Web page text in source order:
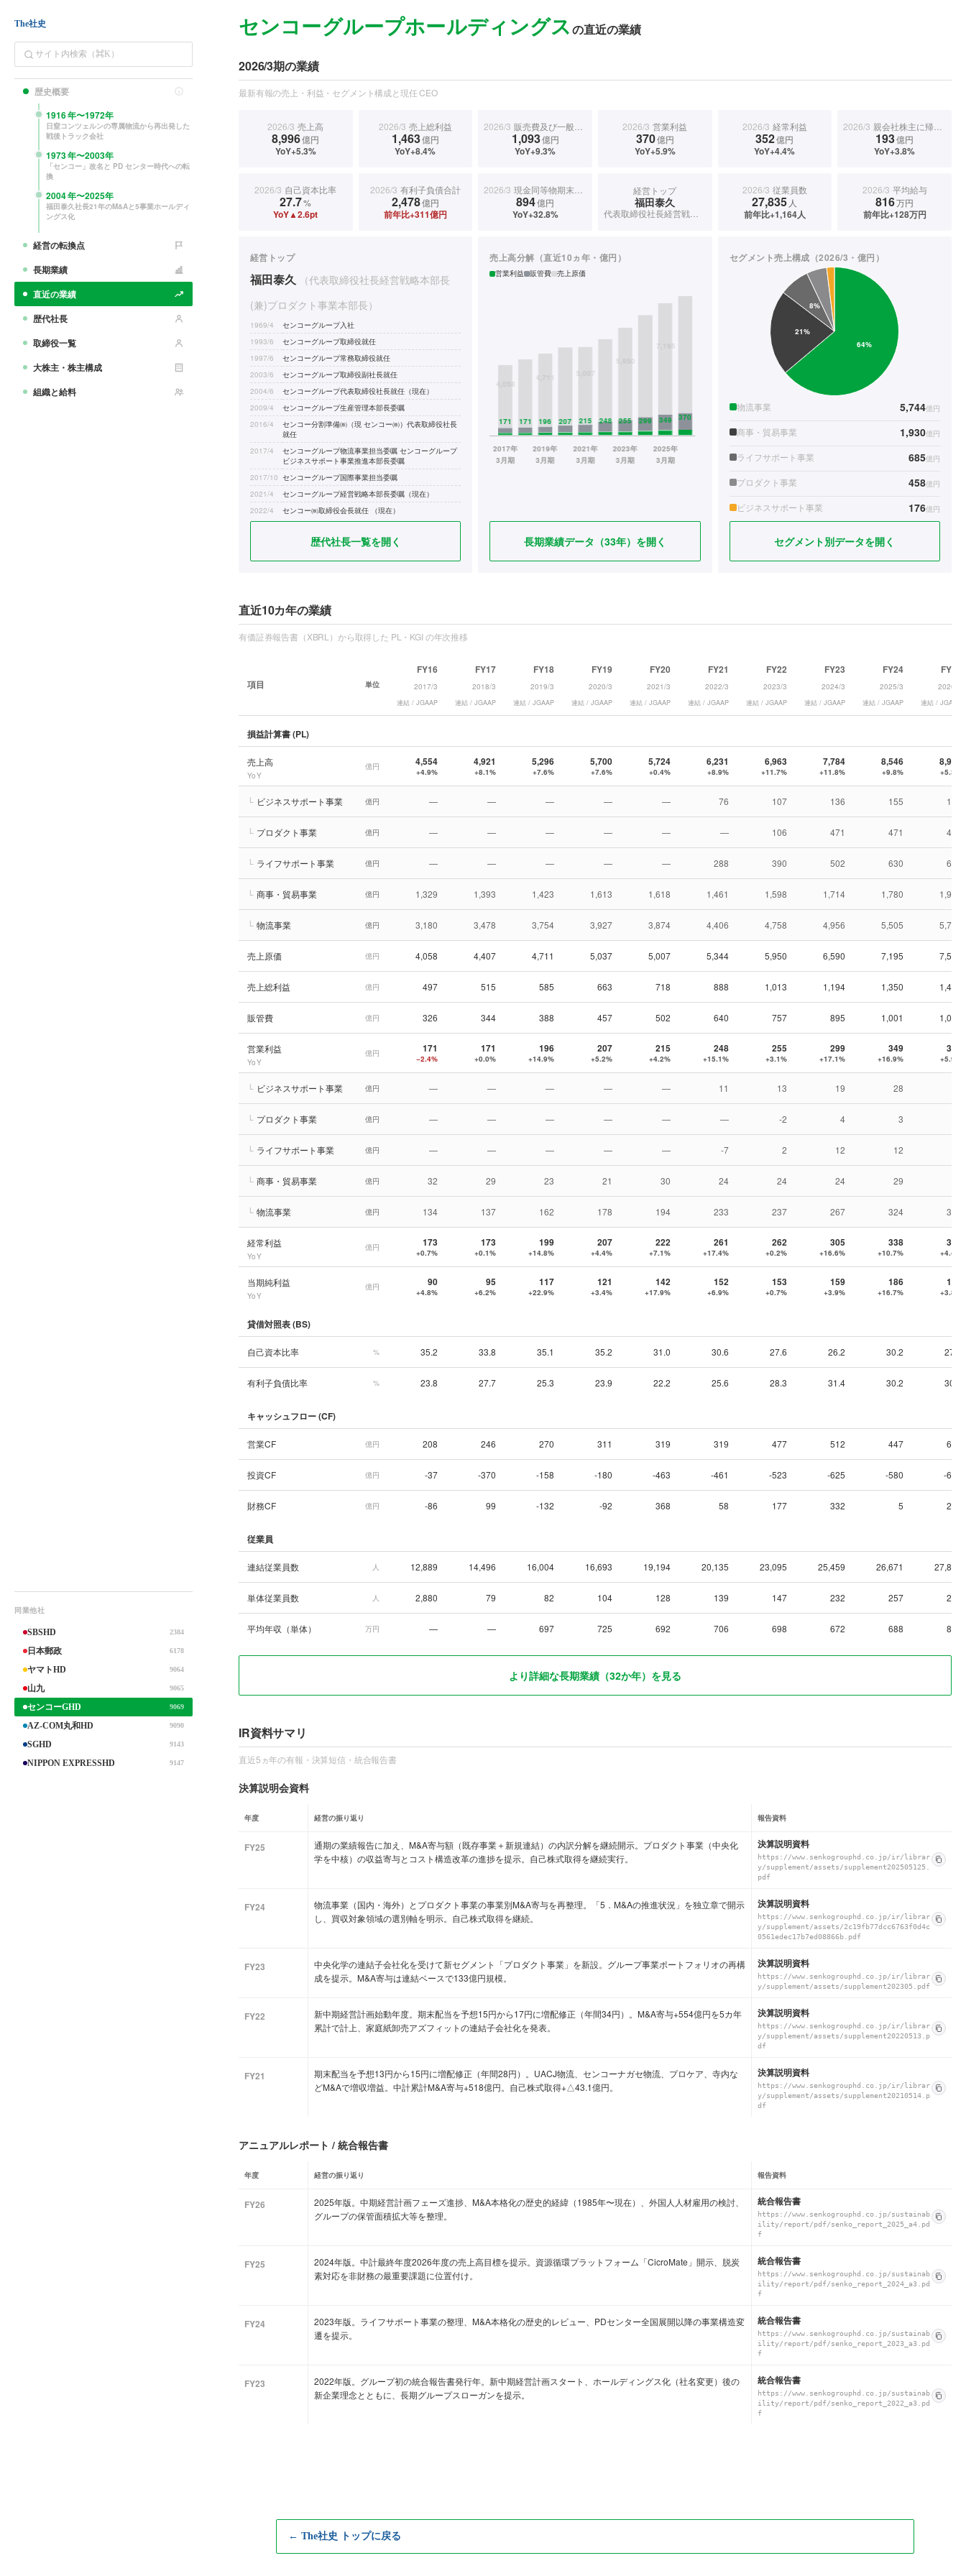
The社史
歴史概要
1916年〜1972年
日窒コンツェルンの専属物流から再出発した
戦後トラック会社
1973年〜2003年
「センコー」改名と PD センター時代への転
換
2004年〜2025年
福田泰久社長21年のM&Aと5事業ホールディ
ングス化
経営の転換点
長期業績
直近の業績
歴代社長
取締役一覧
大株主・株主構成
組織と給料
同業他社
SBSHD 2384
日本郵政 6178
ヤマトHD 9064
山九 9065
センコーGHD 9069
AZ-COM丸和HD 9090
SGHD 9143
NIPPON EXPRESSHD 9147
センコーグループホールディングス の直近の業績
2026/3期の業績
最新有報の売上・利益・セグメント構成と現任 CEO
2026/3 売上高
8,996億円
YoY+5.3%
2026/3 売上総利益
1,463億円
YoY+8.4%
2026/3 販売費及び一般管理費
1,093億円
YoY+9.3%
2026/3 営業利益
370億円
YoY+5.9%
2026/3 経常利益
352億円
YoY+4.4%
2026/3 親会社株主に帰属する当期純利益
193億円
YoY+3.8%
2026/3 自己資本比率
27.7%
YoY▲2.6pt
2026/3 有利子負債合計
2,478億円
前年比+311億円
2026/3 現金同等物期末残高
894億円
YoY+32.8%
経営トップ
福田泰久
代表取締役社長経営戦略本部長(兼)プロダクト事業本部長
2026/3 従業員数
27,835 人
前年比+1,164人
2026/3 平均給与
816万円
前年比+128万円
経営トップ
福田泰久
（代表取締役社長経営戦略本部長
(兼)プロダクト事業本部長）
1969/4
センコーグループ入社
1993/6
センコーグループ取締役就任
1997/6
センコーグループ常務取締役就任
2003/6
センコーグループ取締役副社長就任
2004/6
センコーグループ代表取締役社長就任（現在）
2009/4
センコーグループ生産管理本部長委嘱
2016/4
センコー分割準備㈱（現 センコー㈱）代表取締役社長
就任
2017/4
センコーグループ物流事業担当委嘱 センコーグループ
ビジネスサポート事業推進本部長委嘱
2017/10 センコーグループ国際事業担当委嘱
2021/4
センコーグループ経営戦略本部長委嘱（現在）
2022/4
センコー㈱取締役会長就任 （現在）
歴代社長一覧を開く
売上高分解（直近10ヵ年・億円）
営業利益 販管費 売上原価
長期業績データ（33年）を開く
セグメント売上構成（2026/3・億円）
物流事業 5,744億円
商事・貿易事業 1,930億円
ライフサポート事業 685億円
プロダクト事業 458億円
ビジネスサポート事業 176億円
セグメント別データを開く
直近10カ年の業績
有価証券報告書（XBRL）から取得した PL・KGI の年次推移
項目 単位
FY16
2017/3
連結 / JGAAP
FY17
2018/3
連結 / JGAAP
FY18
2019/3
連結 / JGAAP
FY19
2020/3
連結 / JGAAP
FY20
2021/3
連結 / JGAAP
FY21
2022/3
連結 / JGAAP
FY22
2023/3
連結 / JGAAP
FY23
2024/3
連結 / JGAAP
FY24
2025/3
連結 / JGAAP
FY25
2026/3
連結 / JGAAP
損益計算書 (PL)
売上高
YoY
億円 4,554
+4.9%
4,921
+8.1%
5,296
+7.6%
5,700
+7.6%
5,724
+0.4%
6,231
+8.9%
6,963
+11.7%
7,784
+11.8%
8,546
+9.8%
8,996
+5.3%
└ ビジネスサポート事業 億円 — — — — — 76 107 136 155 176
└ プロダクト事業 億円 — — — — — — 106 471 471 458
└ ライフサポート事業 億円 — — — — — 288 390 502 630 685
└ 商事・貿易事業 億円 1,329 1,393 1,423 1,613 1,618 1,461 1,598 1,714 1,780 1,930
└ 物流事業 億円 3,180 3,478 3,754 3,927 3,874 4,406 4,758 4,956 5,505 5,744
売上原価 億円 4,058 4,407 4,711 5,037 5,007 5,344 5,950 6,590 7,195 7,533
売上総利益 億円 497 515 585 663 718 888 1,013 1,194 1,350 1,463
販管費 億円 326 344 388 457 502 640 757 895 1,001 1,093
営業利益
YoY
億円 171
−2.4%
171
+0.0%
196
+14.9%
207
+5.2%
215
+4.2%
248
+15.1%
255
+3.1%
299
+17.1%
349
+16.9%
370
+5.9%
└ ビジネスサポート事業 億円 — — — — — 11 13 19 28
└ プロダクト事業 億円 — — — — — — -2 4 3
└ ライフサポート事業 億円 — — — — — -7 2 12 12
└ 商事・貿易事業 億円 32 29 23 21 30 24 24 24 29
└ 物流事業 億円 134 137 162 178 194 233 237 267 324 341
経常利益
YoY
億円 173
+0.7%
173
+0.1%
199
+14.8%
207
+4.4%
222
+7.1%
261
+17.4%
262
+0.2%
305
+16.6%
338
+10.7%
352
+4.4%
当期純利益
YoY
億円 90
+4.8%
95
+6.2%
117
+22.9%
121
+3.4%
142
+17.9%
152
+6.9%
153
+0.7%
159
+3.9%
186
+16.7%
193
+3.8%
貸借対照表 (BS)
自己資本比率 % 35.2 33.8 35.1 35.2 31.0 30.6 27.6 26.2 30.2 27.7
有利子負債比率 % 23.8 27.7 25.3 23.9 22.2 25.6 28.3 31.4 30.2 30.1
キャッシュフロー (CF)
営業CF 億円 208 246 270 311 319 319 477 512 447 611
投資CF 億円 -37 -370 -158 -180 -463 -461 -523 -625 -580 -619
財務CF 億円 -86 99 -132 -92 368 58 177 332 5 212
従業員
連結従業員数 人 12,889 14,496 16,004 16,693 19,194 20,135 23,095 25,459 26,671 27,835
単体従業員数 人 2,880 79 82 104 128 139 147 232 257 203
平均年収（単体） 万円 — — 697 725 692 706 698 672 688 816
より詳細な長期業績（32か年）を見る
IR資料サマリ
直近5ヵ年の有報・決算短信・統合報告書
決算説明会資料
年度 経営の振り返り 報告資料
FY25
通期の業績報告に加え、M&A寄与額（既存事業＋新規連結）の内訳分解を継続開示。プロダクト事業（中央化
学を中核）の収益寄与とコスト構造改革の進捗を提示。自己株式取得を継続実行。
決算説明資料
https://www.senkogrouphd.co.jp/ir/librar
y/supplement/assets/supplement202505125.
pdf
FY24
物流事業（国内・海外）とプロダクト事業の事業別M&A寄与を再整理。「5．M&Aの推進状況」を独立章で開示
し、買収対象領域の選別軸を明示。自己株式取得を継続。
決算説明資料
https://www.senkogrouphd.co.jp/ir/librar
y/supplement/assets/2c19fb77dcc6763f0d4c
0561edec17b7ed08866b.pdf
FY23
中央化学の連結子会社化を受けて新セグメント「プロダクト事業」を新設。グループ事業ポートフォリオの再構
成を提示。M&A寄与は連結ベースで133億円規模。
決算説明資料
https://www.senkogrouphd.co.jp/ir/librar
y/supplement/assets/supplement202305.pdf
FY22
新中期経営計画始動年度。期末配当を予想15円から17円に増配修正（年間34円）。M&A寄与+554億円を5カ年
累計で計上、家庭紙卸売アズフィットの連結子会社化を発表。
決算説明資料
https://www.senkogrouphd.co.jp/ir/librar
y/supplement/assets/supplement20220513.p
df
FY21
期末配当を予想13円から15円に増配修正（年間28円）。UACJ物流、センコーナガセ物流、プロケア、寺内な
どM&Aで増収増益。中計累計M&A寄与+518億円。自己株式取得+△43.1億円。
決算説明資料
https://www.senkogrouphd.co.jp/ir/librar
y/supplement/assets/supplement20210514.p
df
アニュアルレポート / 統合報告書
年度 経営の振り返り 報告資料
FY26
2025年版。中期経営計画フェーズ進捗、M&A本格化の歴史的経緯（1985年〜現在）、外国人人材雇用の検討、
グループの保管面積拡大等を整理。
統合報告書
https://www.senkogrouphd.co.jp/sustainab
ility/report/pdf/senko_report_2025_a4.pd
f
FY25
2024年版。中計最終年度2026年度の売上高目標を提示。資源循環プラットフォーム「CicroMate」開示、脱炭
素対応を非財務の最重要課題に位置付け。
統合報告書
https://www.senkogrouphd.co.jp/sustainab
ility/report/pdf/senko_report_2024_a3.pd
f
FY24
2023年版。ライフサポート事業の整理、M&A本格化の歴史的レビュー、PDセンター全国展開以降の事業構造変
遷を提示。
統合報告書
https://www.senkogrouphd.co.jp/sustainab
ility/report/pdf/senko_report_2023_a3.pd
f
FY23
2022年版。グループ初の統合報告書発行年。新中期経営計画スタート、ホールディングス化（社名変更）後の
新企業理念とともに、長期グループスローガンを提示。
統合報告書
https://www.senkogrouphd.co.jp/sustainab
ility/report/pdf/senko_report_2022_a3.pd
f
← The社史 トップに戻る